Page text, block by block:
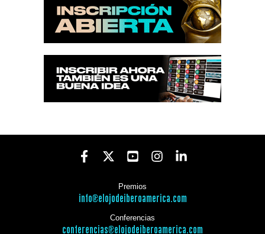
Premios
info@elojodeiberoamerica.com
Conferencias
conferencias@elojodeiberoamerica.com